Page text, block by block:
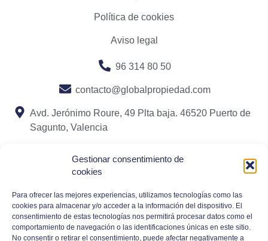
Gestionar consentimiento de
cookies
Para ofrecer las mejores experiencias, utilizamos tecnologías como las
cookies para almacenar y/o acceder a la información del dispositivo. El
consentimiento de estas tecnologías nos permitirá procesar datos como el
comportamiento de navegación o las identificaciones únicas en este sitio.
No consentir o retirar el consentimiento, puede afectar negativamente a
Política de cookies
Aviso legal
96 314 80 50
contacto@globalpropiedad.com
Avd. Jerónimo Roure, 49 Plta baja. 46520 Puerto de
Sagunto, Valencia